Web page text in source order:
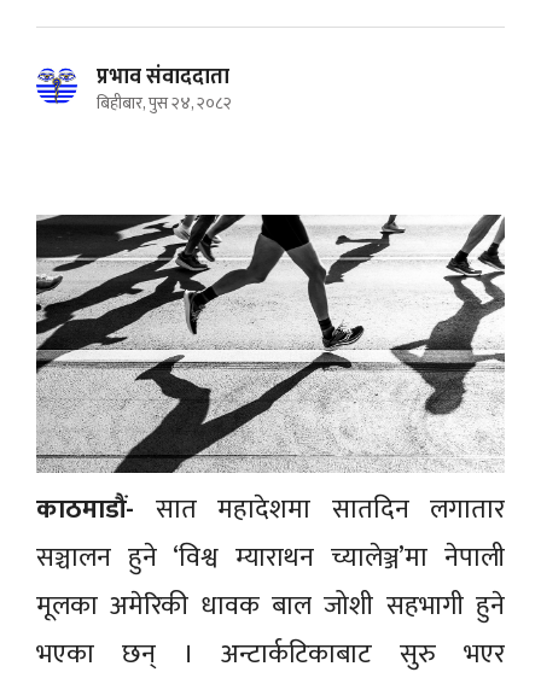
प्रभाव संवाददाता
बिहीबार, पुस २४, २०८२
काठमाडौं- सात महादेशमा सातदिन लगातार
सञ्चालन हुने ‘विश्व म्याराथन च्यालेञ्ज’मा नेपाली
मूलका अमेरिकी धावक बाल जोशी सहभागी हुने
भएका छन् । अन्टार्कटिकाबाट सुरु भएर